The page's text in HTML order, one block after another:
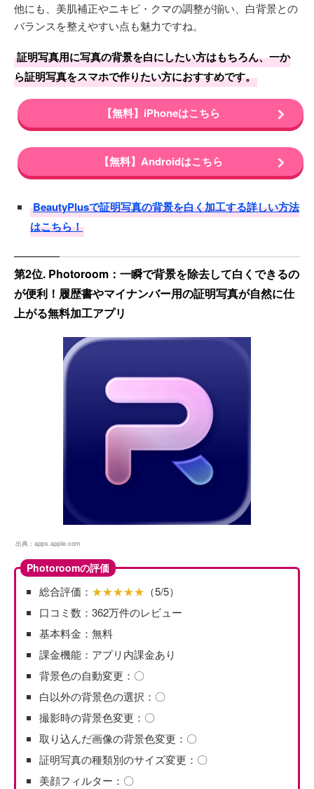
他にも、美肌補正やニキビ・クマの調整が揃い、白背景との
バランスを整えやすい点も魅力ですね。
証明写真用に写真の背景を白にしたい方はもちろん、一か
ら証明写真をスマホで作りたい方におすすめです。
【無料】iPhoneはこちら
【無料】Androidはこちら
BeautyPlusで証明写真の背景を白く加工する詳しい方法
はこちら！
第2位. Photoroom：一瞬で背景を除去して白くできるの
が便利！履歴書やマイナンバー用の証明写真が自然に仕
上がる無料加工アプリ
出典： apps.apple.com
Photoroomの評価
総合評価： ★★★★★ （5/5）
口コミ数：362万件のレビュー
基本料金：無料
課金機能：アプリ内課金あり
背景色の自動変更：〇
白以外の背景色の選択：〇
撮影時の背景色変更：〇
取り込んだ画像の背景色変更：〇
証明写真の種類別のサイズ変更：〇
美顔フィルター：〇